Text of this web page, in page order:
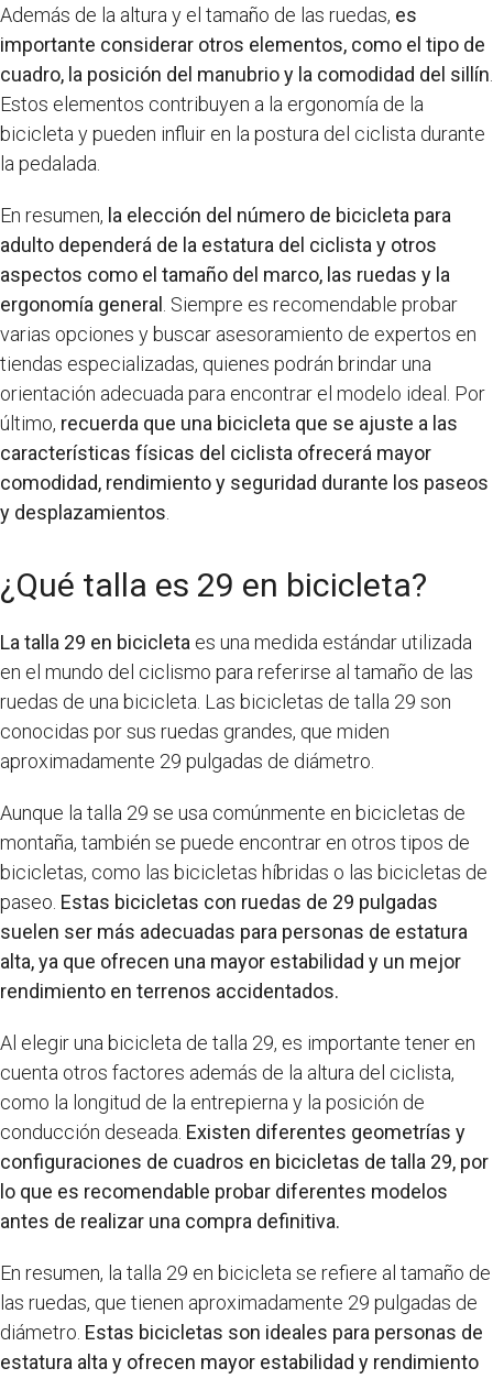
Además de la altura y el tamaño de las ruedas, es
importante considerar otros elementos, como el tipo de
cuadro, la posición del manubrio y la comodidad del sillín
Estos elementos contribuyen a la ergonomía de la
bicicleta y pueden influir en la postura del ciclista durante
la pedalada.
En resumen, la elección del número de bicicleta para
adulto dependerá de la estatura del ciclista y otros
aspectos como el tamaño del marco, las ruedas y la
ergonomía general
. Siempre es recomendable probar
varias opciones y buscar asesoramiento de expertos en
tiendas especializadas, quienes podrán brindar una
orientación adecuada para encontrar el modelo ideal. Por
último, recuerda que una bicicleta que se ajuste a las
características físicas del ciclista ofrecerá mayor
comodidad, rendimiento y seguridad durante los paseos
y desplazamientos
¿Qué talla es 29 en bicicleta?
La talla 29 en bicicleta es una medida estándar utilizada
en el mundo del ciclismo para referirse al tamaño de las
ruedas de una bicicleta. Las bicicletas de talla 29 son
conocidas por sus ruedas grandes, que miden
aproximadamente 29 pulgadas de diámetro.
Aunque la talla 29 se usa comúnmente en bicicletas de
montaña, también se puede encontrar en otros tipos de
bicicletas, como las bicicletas híbridas o las bicicletas de
paseo. Estas bicicletas con ruedas de 29 pulgadas
suelen ser más adecuadas para personas de estatura
alta, ya que ofrecen una mayor estabilidad y un mejor
rendimiento en terrenos accidentados.
Al elegir una bicicleta de talla 29, es importante tener en
cuenta otros factores además de la altura del ciclista,
como la longitud de la entrepierna y la posición de
conducción deseada. Existen diferentes geometrías y
configuraciones de cuadros en bicicletas de talla 29, por
lo que es recomendable probar diferentes modelos
antes de realizar una compra definitiva.
En resumen, la talla 29 en bicicleta se refiere al tamaño de
las ruedas, que tienen aproximadamente 29 pulgadas de
diámetro. Estas bicicletas son ideales para personas de
estatura alta y ofrecen mayor estabilidad y rendimiento